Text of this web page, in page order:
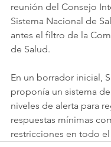
reunión del Consejo
Sistema Nacional de
antes el filtro de la
de Salud.
En un borrador inicial,
proponía un sistema
niveles de alerta para
respuestas mínimas
restricciones en todo